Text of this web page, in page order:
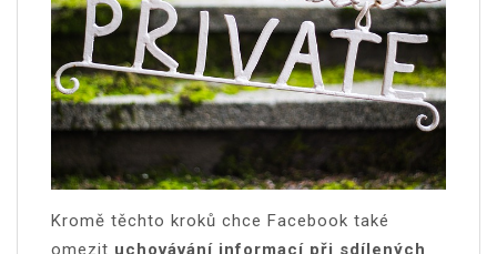
Kromě těchto kroků chce Facebook také
omezit uchovávání informací při sdílených